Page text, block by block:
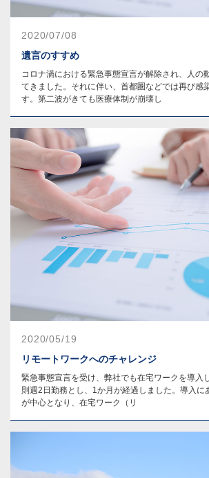
2020/07/08
遺言のすすめ
コロナ渦における緊急事態宣言が解除され、人の
てきました。それに伴い、首都圏などでは再び感
す。第二波がきても医療体制が崩壊し
2020/05/19
リモートワークへのチャレンジ
緊急事態宣言を受け、弊社でも在宅ワークを導入
則週2日勤務とし、1か月が経過しました。導入に
が中心となり、在宅ワーク（リ